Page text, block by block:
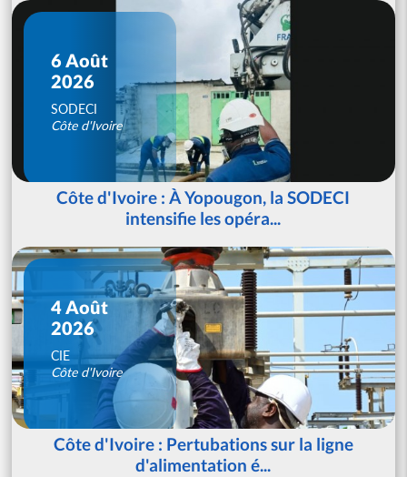
6 Août
2026
SODECI
Côte d'Ivoire
Côte d'Ivoire : À Yopougon, la SODECI
intensifie les opéra...
4 Août
2026
CIE
Côte d'Ivoire
Côte d'Ivoire : Pertubations sur la ligne
d'alimentation é...